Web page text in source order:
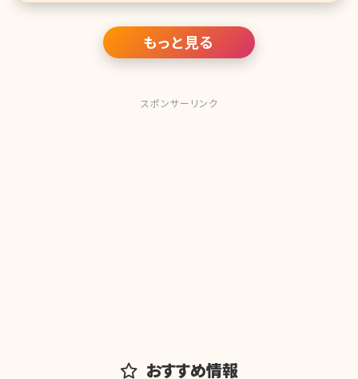
もっと見る
スポンサーリンク
おすすめ情報